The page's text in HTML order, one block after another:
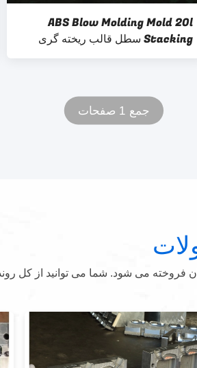
ABS Blow Molding Mold 20l
Stacking سطل قالب ریخته گری
جمع 1 صفحات
می شود. شما می توانید از کل